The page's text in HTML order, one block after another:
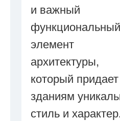
и важный
функциональный
элемент
архитектуры,
который придает
зданиям
стиль и